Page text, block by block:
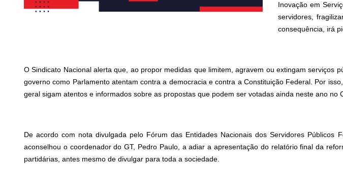
Inovação em
servidores,
consequência, irá
O Sindicato Nacional alerta que, ao propor medidas que limitem, agravem ou extingam serviços
governo como Parlamento atentam contra a democracia e contra a Constituição Federal. Por
geral sigam atentos e informados sobre as propostas que podem ser votadas ainda neste ano no
De acordo com nota divulgada pelo Fórum das Entidades Nacionais dos Servidores
aconselhou o coordenador do GT, Pedro Paulo, a adiar a apresentação do relatório final da
partidárias, antes mesmo de divulgar para toda a sociedade.